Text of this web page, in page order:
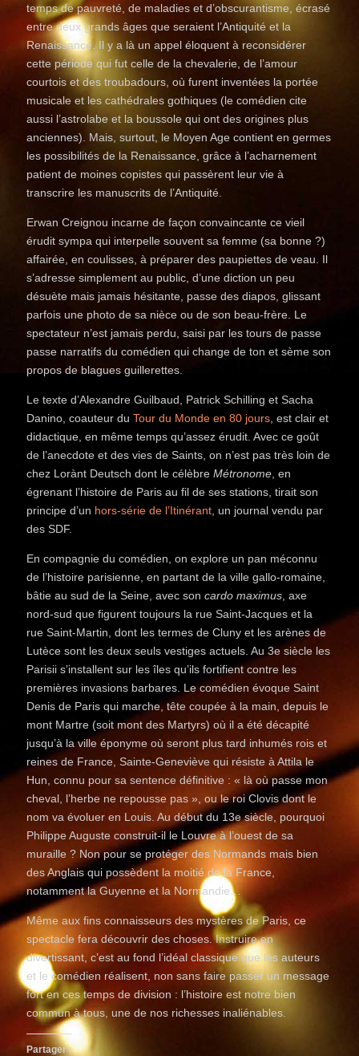
temps de pauvreté, de maladies et d’obscurantisme, écrasé
entre deux grands âges que seraient l’Antiquité et la
Renaissance. Il y a là un appel éloquent à reconsidérer
cette période qui fut celle de la chevalerie, de l’amour
courtois et des troubadours, où furent inventées la portée
musicale et les cathédrales gothiques (le comédien cite
aussi l’astrolabe et la boussole qui ont des origines plus
anciennes). Mais, surtout, le Moyen Age contient en germes
les possibilités de la Renaissance, grâce à l’acharnement
patient de moines copistes qui passèrent leur vie à
transcrire les manuscrits de l’Antiquité.
Erwan Creignou incarne de façon convaincante ce vieil
érudit sympa qui interpelle souvent sa femme (sa bonne ?)
affairée, en coulisses, à préparer des paupiettes de veau. Il
s’adresse simplement au public, d’une diction un peu
désuète mais jamais hésitante, passe des diapos, glissant
parfois une photo de sa nièce ou de son beau-frère. Le
spectateur n’est jamais perdu, saisi par les tours de passe
passe narratifs du comédien qui change de ton et sème son
propos de blagues guillerettes.
Le texte d’Alexandre Guilbaud, Patrick Schilling et Sacha
Danino, coauteur duTour du Monde en 80 jours , est clair et
didactique, en même temps qu’assez érudit. Avec ce goût
de l’anecdote et des vies de Saints, on n’est pas très loin de
chez Lorànt Deutsch dont le célèbreMétronome , en
égrenant l’histoire de Paris au fil de ses stations, tirait son
principe d’un hors-série de l’Itinérant , un journal vendu par
des SDF.
En compagnie du comédien, on explore un pan méconnu
de l’histoire parisienne, en partant de la ville gallo-romaine,
bâtie au sud de la Seine, avec soncardo maximus , axe
nord-sud que figurent toujours la rue Saint-Jacques et la
rue Saint-Martin, dont les termes de Cluny et les arènes de
Lutèce sont les deux seuls vestiges actuels. Au 3e siècle les
Parisii s’installent sur les îles qu’ils fortifient contre les
premières invasions barbares. Le comédien évoque Saint
Denis de Paris qui marche, tête coupée à la main, depuis le
mont Martre (soit mont des Martyrs) où il a été décapité
jusqu’à la ville éponyme où seront plus tard inhumés rois et
reines de France, Sainte-Geneviève qui résiste à Attila le
Hun, connu pour sa sentence définitive : « là où passe mon
cheval, l’herbe ne repousse pas », ou le roi Clovis dont le
nom va évoluer en Louis. Au début du 13e siècle, pourquoi
Philippe Auguste construit-il le Louvre à l’ouest de sa
muraille ? Non pour se protéger des Normands mais bien
des Anglais qui possèdent la moitié de la France,
notamment la Guyenne et la Normandie…
Même aux fins connaisseurs des mystères de Paris, ce
spectacle fera découvrir des choses. Instruire en
divertissant, c’est au fond l’idéal classique que les auteurs
et le comédien réalisent, non sans faire passer un message
fort en ces temps de division : l’histoire est notre bien
commun à tous, une de nos richesses inaliénables.
Partager :